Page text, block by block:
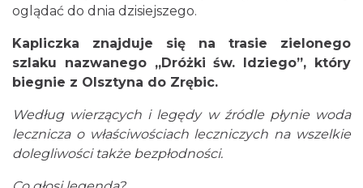
oglądać do dnia dzisiejszego.
Kapliczka znajduje się na trasie zielonego
szlaku nazwanego „Dróżki św. Idziego”, który
biegnie z Olsztyna do Zrębic.
Według wierzących i legędy w źródle płynie woda
lecznicza o właściwościach leczniczych na wszelkie
dolegliwości także bezpłodności.